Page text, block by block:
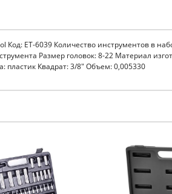
ET-6039 Количество инструментов в
Размер головок: 8-22 Материал
пластик Квадрат: 3/8" Объем: 0,005330